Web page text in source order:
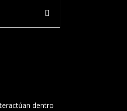
dentro